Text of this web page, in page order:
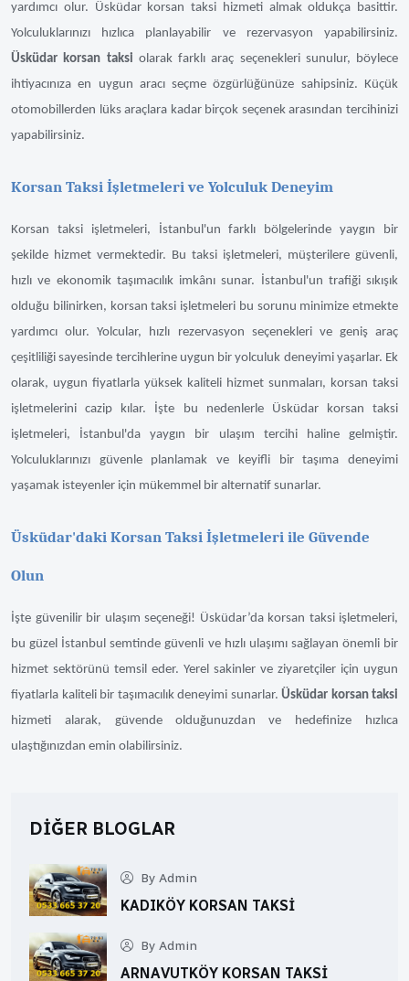
yardımcı olur. Üsküdar korsan taksi hizmeti almak oldukça basittir.
Yolculuklarınızı hızlıca planlayabilir ve rezervasyon yapabilirsiniz.
Üsküdar korsan taksi olarak farklı araç seçenekleri sunulur, böylece
ihtiyacınıza en uygun aracı seçme özgürlüğünüze sahipsiniz. Küçük
otomobillerden lüks araçlara kadar birçok seçenek arasından tercihinizi
yapabilirsiniz.
Korsan Taksi İşletmeleri ve Yolculuk Deneyim
Korsan taksi işletmeleri, İstanbul'un farklı bölgelerinde yaygın bir
şekilde hizmet vermektedir. Bu taksi işletmeleri, müşterilere güvenli,
hızlı ve ekonomik taşımacılık imkânı sunar. İstanbul'un trafiği sıkışık
olduğu bilinirken, korsan taksi işletmeleri bu sorunu minimize etmekte
yardımcı olur. Yolcular, hızlı rezervasyon seçenekleri ve geniş araç
çeşitliliği sayesinde tercihlerine uygun bir yolculuk deneyimi yaşarlar. Ek
olarak, uygun fiyatlarla yüksek kaliteli hizmet sunmaları, korsan taksi
işletmelerini cazip kılar. İşte bu nedenlerle Üsküdar korsan taksi
işletmeleri, İstanbul'da yaygın bir ulaşım tercihi haline gelmiştir.
Yolculuklarınızı güvenle planlamak ve keyifli bir taşıma deneyimi
yaşamak isteyenler için mükemmel bir alternatif sunarlar.
Üsküdar'daki Korsan Taksi İşletmeleri ile Güvende
Olun
İşte güvenilir bir ulaşım seçeneği! Üsküdar’da korsan taksi işletmeleri,
bu güzel İstanbul semtinde güvenli ve hızlı ulaşımı sağlayan önemli bir
hizmet sektörünü temsil eder. Yerel sakinler ve ziyaretçiler için uygun
fiyatlarla kaliteli bir taşımacılık deneyimi sunarlar. Üsküdar korsan taksi
hizmeti alarak, güvende olduğunuzdan ve hedefinize hızlıca
ulaştığınızdan emin olabilirsiniz.
DIĞER BLOGLAR
By Admin
KADIKÖY KORSAN TAKSI
By Admin
ARNAVUTKÖY KORSAN TAKSI